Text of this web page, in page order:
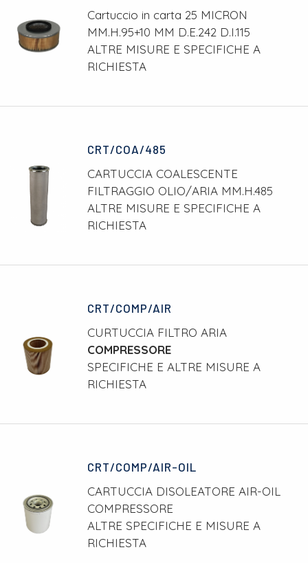
Cartuccio in carta 25 MICRON
MM.H.95+10 MM D.E.242 D.I.115
ALTRE MISURE E SPECIFICHE A
RICHIESTA
CRT/COA/485
CARTUCCIA COALESCENTE
FILTRAGGIO OLIO/ARIA MM.H.485
ALTRE MISURE E SPECIFICHE A
RICHIESTA
CRT/COMP/AIR
CURTUCCIA FILTRO ARIA
COMPRESSORE
SPECIFICHE E ALTRE MISURE A
RICHIESTA
CRT/COMP/AIR-OIL
CARTUCCIA DISOLEATORE AIR-OIL
COMPRESSORE
ALTRE SPECIFICHE E MISURE A
RICHIESTA